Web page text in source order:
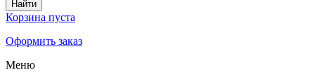
Корзина пуста
Оформить заказ
Меню